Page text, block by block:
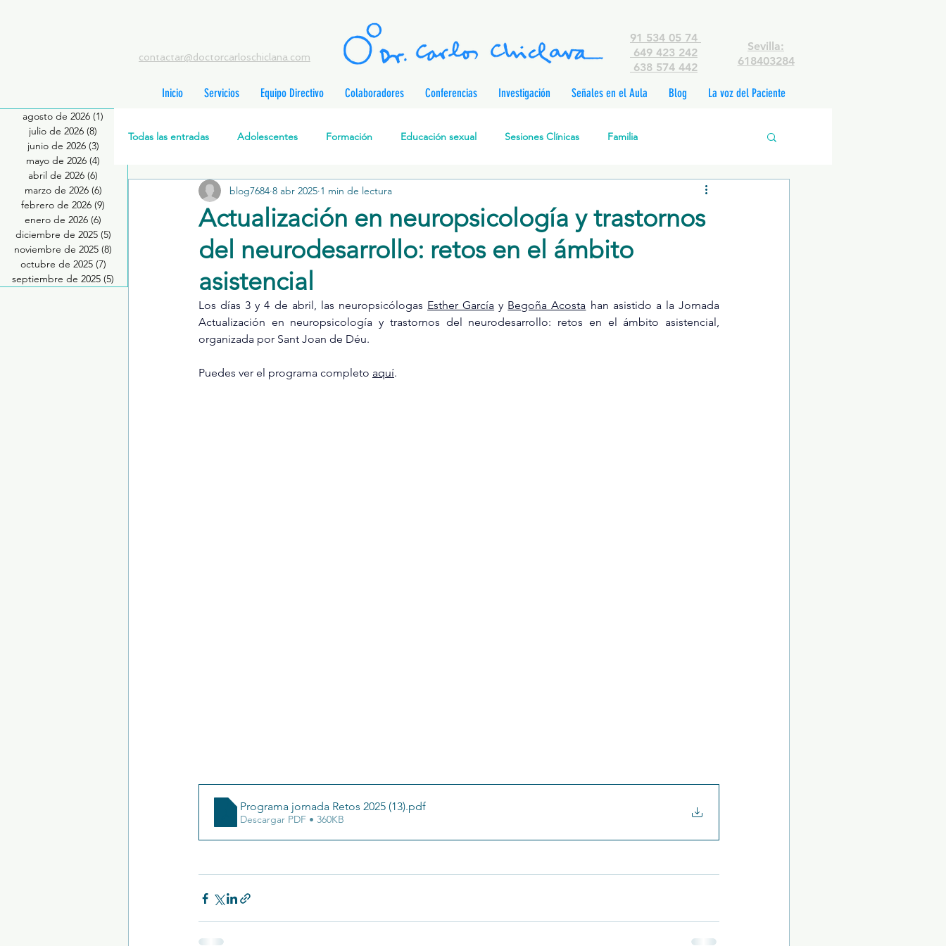
contactar@doctorcarloschiclana.com
91 534 05 74
649 423 242
638 574 442
Sevilla:
618403284
Inicio Servicios Equipo Directivo Colaboradores Conferencias Investigación Señales en el Aula Blog La voz del Paciente
agosto de 2026 (1)
julio de 2026 (8) 8 entradas
junio de 2026 (3)
mayo de 2026 (4)
abril de 2026 (6)
marzo de 2026 (6)
febrero de 2026 (9)
enero de 2026 (6)
diciembre de 2025 (5)
noviembre de 2025 (8)
octubre de 2025 (7)
septiembre de 2025 (5)
Todas las entradas Adolescentes Formación Educación sexual Sesiones Clínicas Familia
Salud Mental Perinatal Psicoterapia Cognitivo-Analítica
Formación profesionales Jóvenes Desarrollo personal Investigación Personajes & Personas
Promoción de la salud mental Relaciones de pareja Prevención de la Violencia contra l
Actualización en neuropsicología y trastornos
del neurodesarrollo: retos en el ámbito
asistencial
blog7684 8 abr 2025 1 min de lectura
Los días 3 y 4 de abril, las neuropsicólogas Esther García y Begoña Acosta han asistido a la Jornada
Actualización en neuropsicología y trastornos del neurodesarrollo: retos en el ámbito asistencial,
organizada por Sant Joan de Déu.
Puedes ver el programa completo aquí.
Programa jornada Retos 2025 (13).pdf
Descargar PDF • 360KB